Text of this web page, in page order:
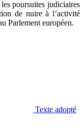
poursuites judiciaires
de nuire à l’activité
Parlement européen.
Texte adopté